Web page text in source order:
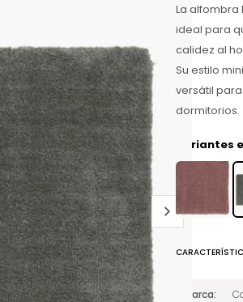
La alfombra
ideal para
calidez al
Su estilo
versátil
dormitorios.
Variantes
Marca